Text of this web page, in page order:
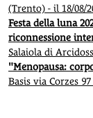
(Trento) - il 18/08/
Festa della luna
riconnessione
Salaiola di
"Menopausa:
Basis via Corzes